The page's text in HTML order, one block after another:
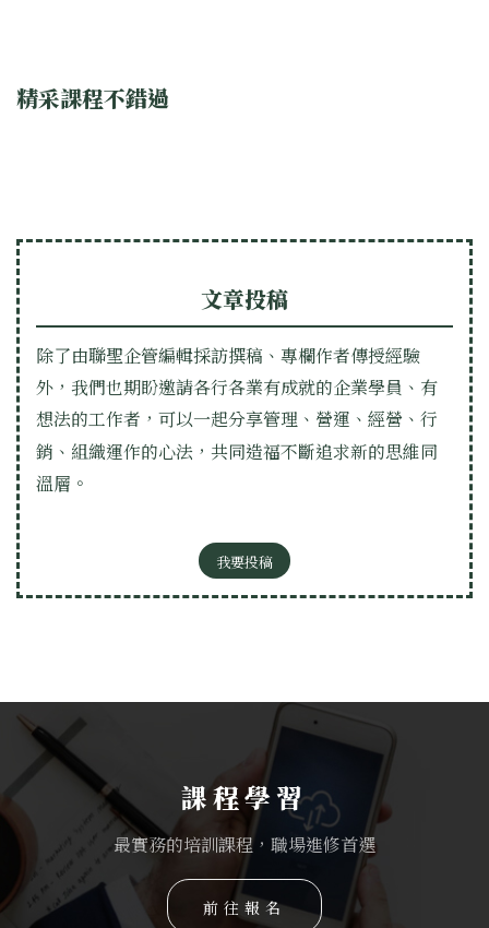
精采課程不錯過
文章投稿
除了由聯聖企管編輯採訪撰稿、專欄作者傳授經驗
外，我們也期盼邀請各行各業有成就的企業學員、有
想法的工作者，可以一起分享管理、營運、經營、行
銷、組織運作的心法，共同造福不斷追求新的思維同
溫層。
我要投稿
課程學習
最實務的培訓課程，職場進修首選
前往報名